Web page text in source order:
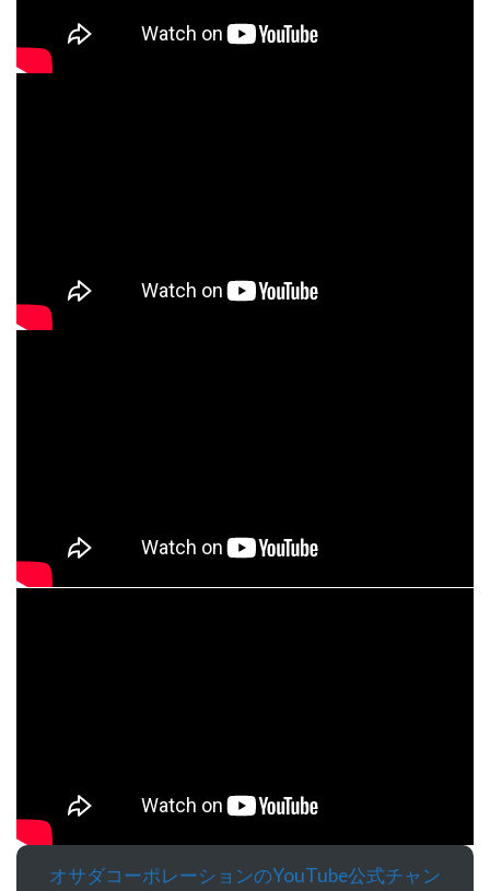
オサダコーポレーションのYouTube公式チャン